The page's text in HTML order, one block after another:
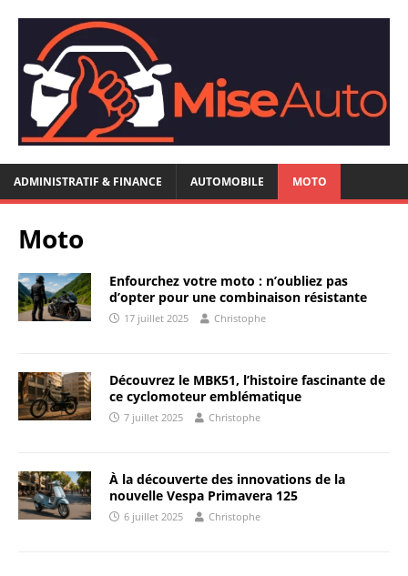
ADMINISTRATIF & FINANCE AUTOMOBILE MOTO
Moto
Enfourchez votre moto : n’oubliez pas
d’opter pour une combinaison résistante
17 juillet 2025 Christophe
Découvrez le MBK51, l’histoire fascinante de
ce cyclomoteur emblématique
7 juillet 2025 Christophe
À la découverte des innovations de la
nouvelle Vespa Primavera 125
6 juillet 2025 Christophe